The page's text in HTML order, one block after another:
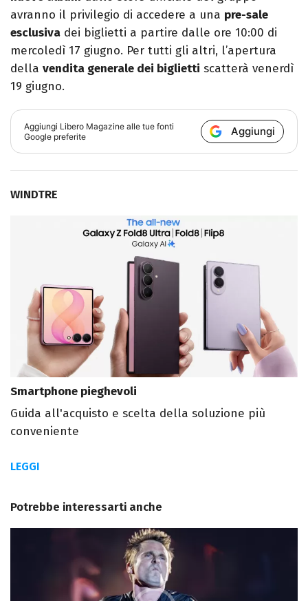
avranno il privilegio di accedere a una pre-sale
esclusiva dei biglietti a partire dalle ore 10:00 di
mercoledì 17 giugno. Per tutti gli altri, l’apertura
della vendita generale dei biglietti scatterà venerdì
19 giugno.
Aggiungi Libero Magazine alle tue fonti
Google preferite
Aggiungi
WINDTRE
Smartphone pieghevoli
Guida all'acquisto e scelta della soluzione più
conveniente
LEGGI
Potrebbe interessarti anche